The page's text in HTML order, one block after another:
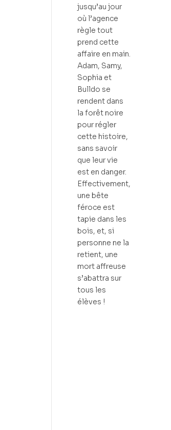
jusqu’au jour
où l’agence
règle tout
prend cette
affaire en main.
Adam, Samy,
Sophia et
Bulldo se
rendent dans
la forêt noire
pour régler
cette histoire,
sans savoir
que leur vie
est en danger.
Effectivement,
une bête
féroce est
tapie dans les
bois, et, si
personne ne la
retient, une
mort affreuse
s’abattra sur
tous les
élèves !